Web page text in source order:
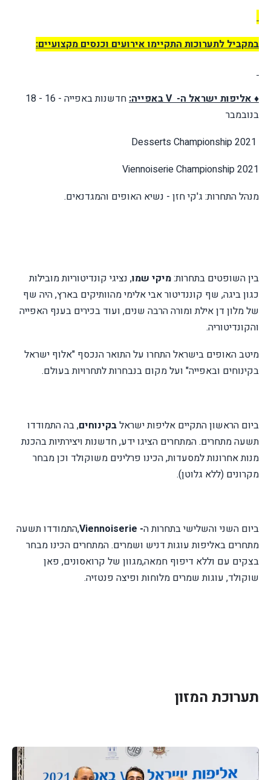
במקביל לתערוכות התקיימו אירועים וכנסים מקצועיים:
♦ אליפות ישראל ה-Vבאפייה:
חדשנות באפייה - 16 - 18
בנובמבר
Desserts Championship 2021
Viennoiserie Championship 2021
מנהל התחרות: ג'קי חזן - נשיא האופים והמגדנאים.
בין השופטים בתחרות:מיקי שמו, נציגי קונדיטוריות מובילות
כגון ביגה, שף קוננדיטור אבי אלימי מהוותיקים בארץ, היה שף
של מלון דן אילת ומורה הרבה שנים, ועוד בכירים בענף האפייה
והקונדיטוריה.
מיטב האופים בישראל התחרו על התואר הנכסף "אלוף ישראל
בקינוחים ובאפייה" ועל מקום בנבחרות לתחרויות בעולם.
ביום הראשון התקיים אליפות ישראלבקינוחים, בה התמודדו
תשעה מתחרים. המתחרים הציגו ידע, חדשנות ויצירתיות בהכנת
מנות אחרונות למסעדות, הכינו פרלינים משוקולד וכן מבחר
מקרונים (ללא גלוטן).
ביום השני והשלישי בתחרות ה-
Viennoiserie,התמודדו תשעה
מתחרים באליפות עוגות דניש ושמרים. המתחרים הכינו מבחר
בצקים עם וללא דיפוף חמאה,מגוון של קרואסונים, פאן
שוקולד, עוגות שמרים מלוחות ופיצה פנטזיה.
תערוכת המזון